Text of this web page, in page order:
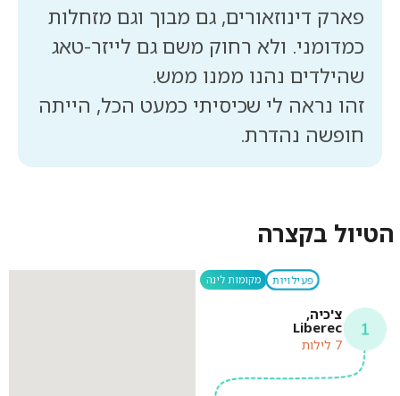
פארק דינוזאורים, גם מבוך וגם מזחלות
כמדומני. ולא רחוק משם גם לייזר-טאג
זהו נראה לי שכיסיתי כמעט הכל, הייתה
חופשה נהדרת.
הטיול בקצרה
פעילויות מקומות לינה
צ'כיה,
Liberec
7 לילות